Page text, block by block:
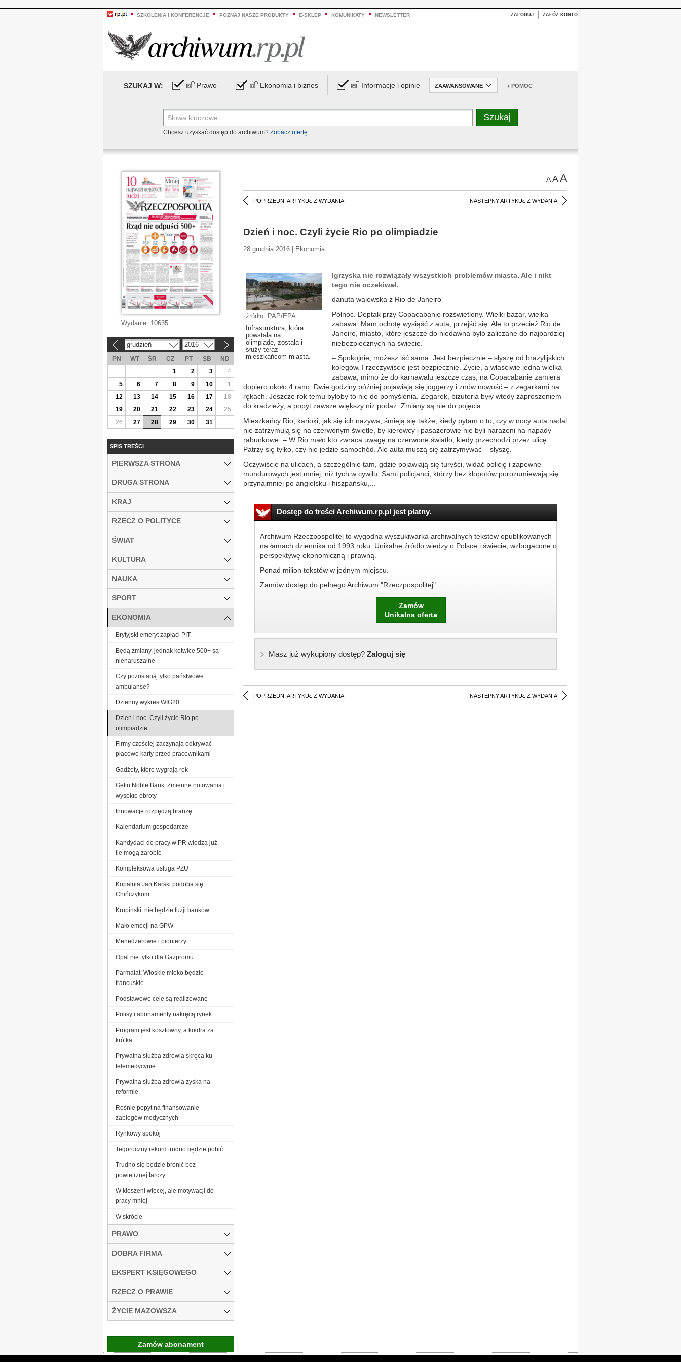
SZKOLENIA I KONFERENCJE POZNAJ NASZE PRODUKTY E-SKLEP KOMUNIKATY NEWSLETTER ZALOGUJ ZAŁÓŻ KONTO
SZUKAJ W: Prawo Ekonomia i biznes Informacje i opinie ZAAWANSOWANE + POMOC
Chcesz uzyskać dostęp do archiwum? Zobacz ofertę
AAA
POPRZEDNI ARTYKUŁ Z WYDANIA NASTĘPNY ARTYKUŁ Z WYDANIA
Dzień i noc. Czyli życie Rio po olimpiadzie
28 grudnia 2016 | Ekonomia
źródło: PAP/EPA
Infrastruktura, która
powstała na
olimpiadę, została i
służy teraz
mieszkańcom miasta.
Igrzyska nie rozwiązały wszystkich problemów miasta. Ale i nikt
tego nie oczekiwał.
danuta walewska z Rio de Janeiro
Północ. Deptak przy Copacabanie rozświetlony. Wielki bazar, wielka
zabawa. Mam ochotę wysiąść z auta, przejść się. Ale to przecież Rio de
Janeiro, miasto, które jeszcze do niedawna było zaliczane do najbardziej
niebezpiecznych na świecie.
– Spokojnie, możesz iść sama. Jest bezpiecznie – słyszę od brazylijskich
kolegów. I rzeczywiście jest bezpiecznie. Życie, a właściwie jedna wielka
zabawa, mimo że do karnawału jeszcze czas, na Copacabanie zamiera
dopiero około 4 rano. Dwie godziny później pojawiają się joggerzy i znów nowość – z zegarkami na
rękach. Jeszcze rok temu byłoby to nie do pomyślenia. Zegarek, biżuteria były wtedy zaproszeniem
do kradzieży, a popyt zawsze większy niż podaż. Zmiany są nie do pojęcia.
Mieszkańcy Rio, karioki, jak się ich nazywa, śmieją się także, kiedy pytam o to, czy w nocy auta nadal
nie zatrzymują się na czerwonym świetle, by kierowcy i pasażerowie nie byli narażeni na napady
rabunkowe. – W Rio mało kto zwraca uwagę na czerwone światło, kiedy przechodzi przez ulicę.
Patrzy się tylko, czy nie jedzie samochód. Ale auta muszą się zatrzymywać – słyszę.
Oczywiście na ulicach, a szczególnie tam, gdzie pojawiają się turyści, widać policję i zapewne
mundurowych jest mniej, niż tych w cywilu. Sami policjanci, którzy bez kłopotów porozumiewają się
przynajmniej po angielsku i hiszpańsku,...
Dostęp do treści Archiwum.rp.pl jest płatny.
Archiwum Rzeczpospolitej to wygodna wyszukiwarka archiwalnych tekstów opublikowanych
na łamach dziennika od 1993 roku. Unikalne źródło wiedzy o Polsce i świecie, wzbogacone o
perspektywę ekonomiczną i prawną.
Ponad milion tekstów w jednym miejscu.
Zamów dostęp do pełnego Archiwum "Rzeczpospolitej"
Zamów
Unikalna oferta
Masz już wykupiony dostęp?Zaloguj się
POPRZEDNI ARTYKUŁ Z WYDANIA NASTĘPNY ARTYKUŁ Z WYDANIA
Wydanie: 10635
grudzień 2016
PN WT ŚR CZ PT SB
ND
1
2 3
4
5
6 7 8 9 10
11
12
13 14 15 16 17
18
19
20 21 22 23 24
25
26
27 28 29 30 31
SPIS TREŚCI
PIERWSZA STRONA
DRUGA STRONA
KRAJ
RZECZ O POLITYCE
ŚWIAT
KULTURA
NAUKA
SPORT
EKONOMIA
Brytyjski emeryt zapłaci PIT
Będą zmiany, jednak kotwice 500+ są
nienaruszalne
Czy pozostaną tylko państwowe
ambulanse?
Dzienny wykres WIG20
Dzień i noc. Czyli życie Rio po
olimpiadzie
Firmy częściej zaczynają odkrywać
płacowe karty przed pracownikami
Gadżety, które wygrają rok
Getin Noble Bank: Zmienne notowania i
wysokie obroty
Innowacje rozpędzą branżę
Kalendarium gospodarcze
Kandydaci do pracy w PR wiedzą już,
ile mogą zarobić
Kompleksowa usługa PZU
Kopalnia Jan Karski podoba się
Chińczykom
Krupiński: nie będzie fuzji banków
Mało emocji na GPW
Menedżerowie i pionierzy
Opal nie tylko dla Gazpromu
Parmalat: Włoskie mleko będzie
francuskie
Podstawowe cele są realizowane
Polisy i abonamenty nakręcą rynek
Program jest kosztowny, a kołdra za
krótka
Prywatna służba zdrowia skręca ku
telemedycynie
Prywatna służba zdrowia zyska na
reformie
Rośnie popyt na finansowanie
zabiegów medycznych
Rynkowy spokój
Tegoroczny rekord trudno będzie pobić
Trudno się będzie bronić bez
powietrznej tarczy
W kieszeni więcej, ale motywacji do
pracy mniej
W skrócie
PRAWO
DOBRA FIRMA
EKSPERT KSIĘGOWEGO
RZECZ O PRAWIE
ŻYCIE MAZOWSZA
Zamów abonament